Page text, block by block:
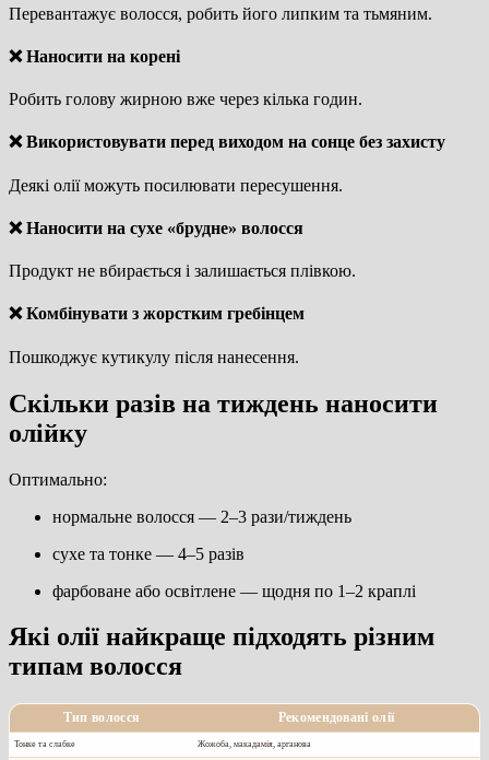
Перевантажує волосся, робить його липким та тьмяним.
❌ Наносити на корені
Робить голову жирною вже через кілька годин.
❌ Використовувати перед виходом на сонце без захисту
Деякі олії можуть посилювати пересушення.
❌ Наносити на сухе «брудне» волосся
Продукт не вбирається і залишається плівкою.
❌ Комбінувати з жорстким гребінцем
Пошкоджує кутикулу після нанесення.
Скільки разів на тиждень наносити
олійку
Оптимально:
нормальне волосся — 2–3 рази/тиждень
сухе та тонке — 4–5 разів
фарбоване або освітлене — щодня по 1–2 краплі
Які олії найкраще підходять різним
типам волосся
Тип волосся Рекомендовані олії
Тонке та слабке Жожоба, макадамія, арганова